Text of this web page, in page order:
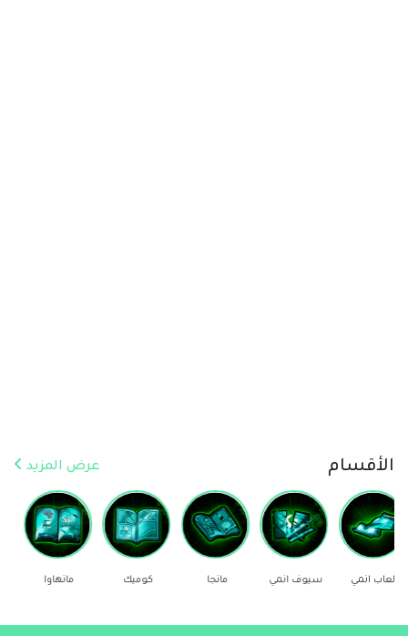
الأقسام عرض المزيد
سيوف انمي مانجا كوميك مانهاوا ستيكرز